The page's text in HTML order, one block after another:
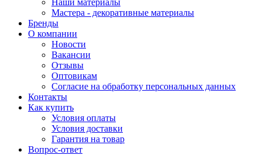
Наши материалы
Мастера - декоративные материалы
Бренды
О компании
Новости
Вакансии
Отзывы
Оптовикам
Cогласие на обработку персональных данных
Контакты
Как купить
Условия оплаты
Условия доставки
Гарантия на товар
Вопрос-ответ